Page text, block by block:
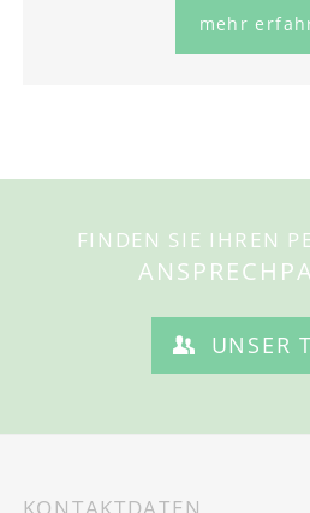
mehr
FINDEN SIE IHREN
UNSER
KONTAKTDATEN